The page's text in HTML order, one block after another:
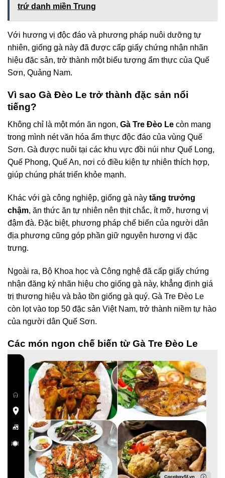
trứ danh miền Trung
Với hương vị độc đáo và phương pháp nuôi dưỡng tự
nhiên, giống gà này đã được cấp giấy chứng nhận nhãn
hiệu đặc sản, trở thành một biểu tượng ẩm thực của Quế
Sơn, Quảng Nam.
Vì sao Gà Đèo Le trở thành đặc sản nổi
tiếng?
Không chỉ là một món ăn ngon, Gà Tre Đèo Le còn mang
trong mình nét văn hóa ẩm thực độc đáo của vùng Quế
Sơn. Gà được nuôi tại các khu vực đồi núi như Quế Long,
Quế Phong, Quế An, nơi có điều kiện tự nhiên thích hợp,
giúp chúng phát triển khỏe mạnh.
Khác với gà công nghiệp, giống gà này tăng trưởng
chậm, ăn thức ăn tự nhiên nên thịt chắc, ít mỡ, hương vị
đậm đà. Đặc biệt, phương pháp chế biến của người dân
địa phương cũng góp phần giữ nguyên hương vị đặc
trưng.
Ngoài ra, Bộ Khoa học và Công nghệ đã cấp giấy chứng
nhận đăng ký nhãn hiệu cho giống gà này, khẳng định giá
trị thương hiệu và bảo tồn giống gà quý. Gà Tre Đèo Le
còn lọt vào top 50 đặc sản Việt Nam, trở thành niềm tự hào
của người dân Quế Sơn.
Các món ngon chế biến từ Gà Tre Đèo Le